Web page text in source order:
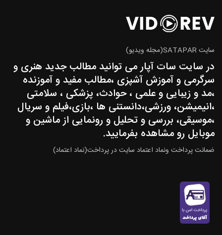
سایت SATAPAR(مجله ویدیو)
در سایت سات آپار می توانید مطالب جدید هنری و
سرگرمی و آموزش آشپزی ،مطالب مفید و آموزنده
،مد و زیبایی و علمی ، حوادث، پزشکی ، سلامتی
،انیمیشن، ورزشی،دانستنی ها ،بازی،فیلم و سریال
،موسیقی، بررسی و تحلیل و رونمایی از ماشین و
موبایل رو مشاهده بفرمایید.
ضمانت پرداخت ونماد اعتماد سایت در پرداخت(نماد اعتماد)